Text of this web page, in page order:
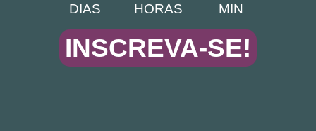
DIAS HORAS MIN
INSCREVA-SE!